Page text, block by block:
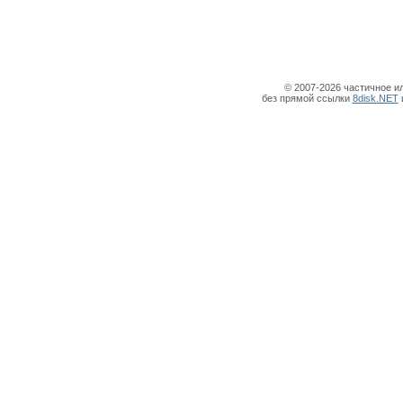
© 2007-2026 частичное
без прямой ссылки 8disk.NET